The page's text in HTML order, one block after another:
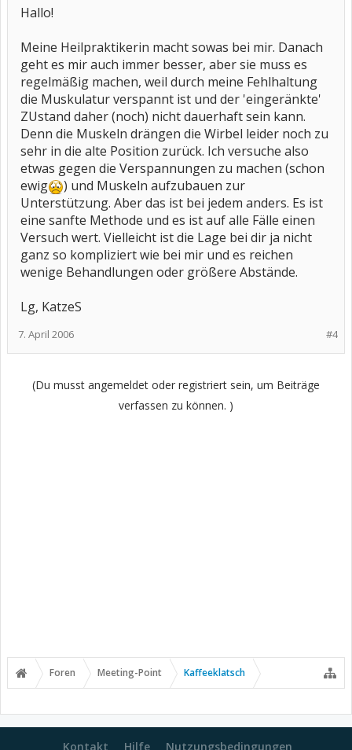
Hallo!
Meine Heilpraktikerin macht sowas bei mir. Danach
geht es mir auch immer besser, aber sie muss es
regelmäßig machen, weil durch meine Fehlhaltung
die Muskulatur verspannt ist und der 'eingeränkte'
ZUstand daher (noch) nicht dauerhaft sein kann.
Denn die Muskeln drängen die Wirbel leider noch zu
sehr in die alte Position zurück. Ich versuche also
etwas gegen die Verspannungen zu machen (schon
ewig
) und Muskeln aufzubauen zur
Unterstützung. Aber das ist bei jedem anders. Es ist
eine sanfte Methode und es ist auf alle Fälle einen
Versuch wert. Vielleicht ist die Lage bei dir ja nicht
ganz so kompliziert wie bei mir und es reichen
wenige Behandlungen oder größere Abstände.
Lg, KatzeS
#4
7. April 2006
(Du musst angemeldet oder registriert sein, um Beiträge
verfassen zu können. )
Foren Meeting-Point Kaffeeklatsch
Kontakt Hilfe Nutzungsbedingungen